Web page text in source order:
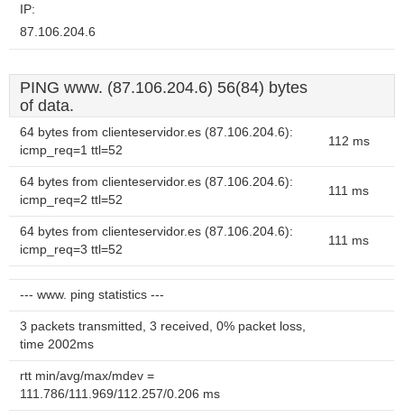
IP:
87.106.204.6
PING www. (87.106.204.6) 56(84) bytes
of data.
64 bytes from clienteservidor.es (87.106.204.6):
icmp_req=1 ttl=52
112 ms
64 bytes from clienteservidor.es (87.106.204.6):
icmp_req=2 ttl=52
111 ms
64 bytes from clienteservidor.es (87.106.204.6):
icmp_req=3 ttl=52
111 ms
--- www. ping statistics ---
3 packets transmitted, 3 received, 0% packet loss,
time 2002ms
rtt min/avg/max/mdev =
111.786/111.969/112.257/0.206 ms